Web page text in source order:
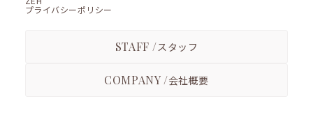
プライバシーポリシー
STAFF /スタッフ
COMPANY /会社概要